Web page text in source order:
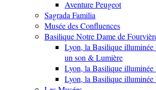
Aventure Peugeot
Sagrada Familia
Musée des Confluences
Basilique Notre Dame de
Lyon, la Basilique illuminée
un son & Lumière
Lyon, la Basilique illuminée
Lyon, la Basilique illuminée